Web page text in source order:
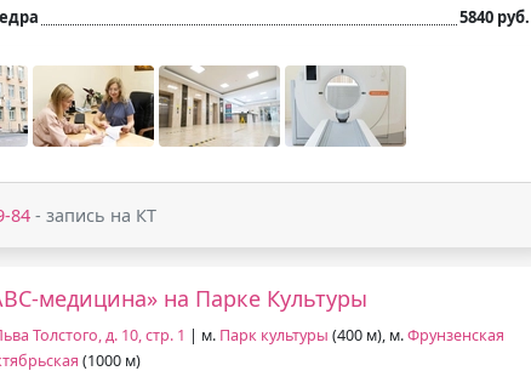
5840 руб.
84 - запись на КТ
медицина» на Парке Культуры
Толстого, д. 10, стр. 1 | м. Парк культуры (400 м), м.Фрунзенская
(1000 м)